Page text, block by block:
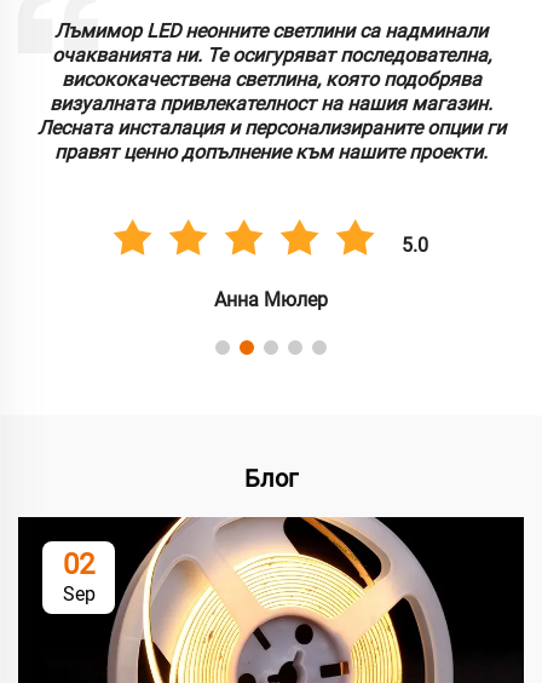
Лъмимор LED неонните светлини са надминали
очакванията ни. Те осигуряват последователна,
висококачествена светлина, която подобрява
визуалната привлекателност на нашия магазин.
Лесната инсталация и персонализираните опции ги
правят ценно допълнение към нашите проекти.
5.0
Анна Мюлер
Блог
02
Sep